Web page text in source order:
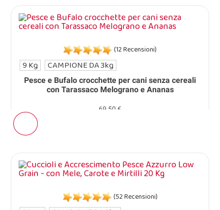
Pesce e Bufalo crocchette per cani senza cereali
con Tarassaco Melograno e Ananas
(12 Recensioni)
69,50 €
9 Kg CAMPIONE DA 3kg
(52 Recensioni)